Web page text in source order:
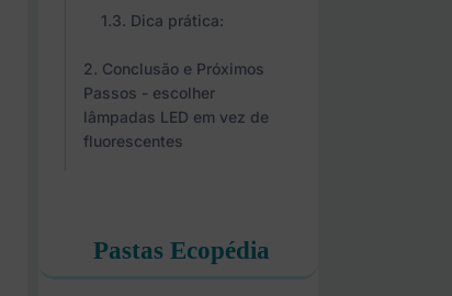
Dica prática:
Conclusão e Próximos
Passos - escolher
lâmpadas LED em vez de
fluorescentes
Pastas Ecopédia